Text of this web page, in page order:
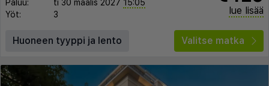
Paluu: ti 30 maalis 2027 15:05
Yöt:
3 lue lisää
Huoneen tyyppi ja lento Valitse matka